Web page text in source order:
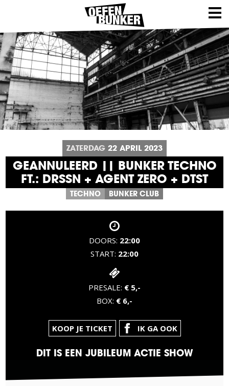
ZATERDAG 22 APRIL 2023
GEANNULEERD || BUNKER TECHNO
FT.: DRSSN + AGENT ZERO + DTST
TECHNO BUNKER CLUB
DOORS: 22:00
START: 22:00
PRESALE: € 5,-
BOX: € 6,-
KOOP JE TICKET IK GA OOK
DIT IS EEN JUBILEUM ACTIE SHOW